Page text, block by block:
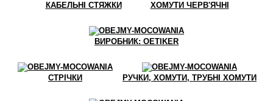
КАБЕЛЬНІ СТЯЖКИ ХОМУТИ ЧЕРВ'ЯЧНІ
ВИРОБНИК: OETIKER
СТРІЧКИ РУЧКИ, ХОМУТИ, ТРУБНІ ХОМУТИ